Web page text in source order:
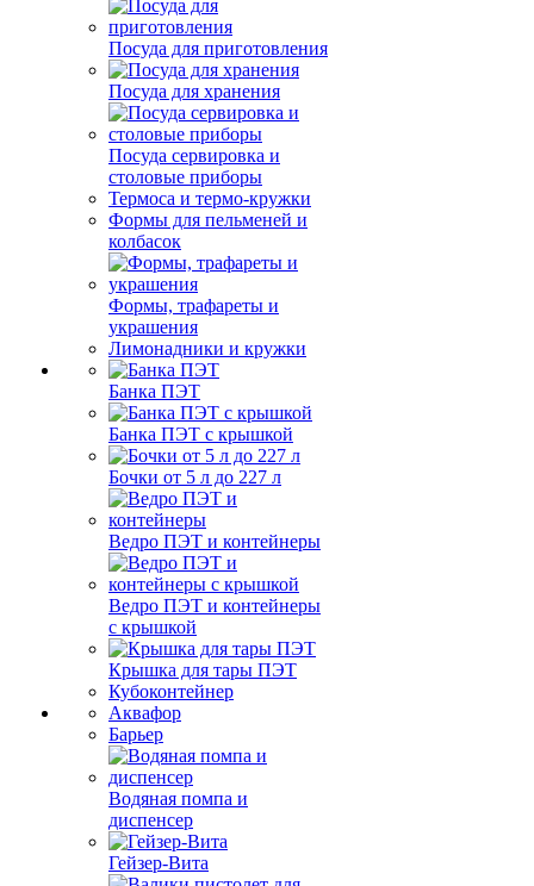
Посуда для приготовления
Посуда для хранения
Посуда сервировка и
столовые приборы
Термоса и термо-кружки
Формы для пельменей и
колбасок
Формы, трафареты и
украшения
Лимонадники и кружки
Банка ПЭТ
Банка ПЭТ с крышкой
Бочки от 5 л до 227 л
Ведро ПЭТ и контейнеры
Ведро ПЭТ и контейнеры
с крышкой
Крышка для тары ПЭТ
Кубоконтейнер
Аквафор
Барьер
Водяная помпа и
диспенсер
Гейзер-Вита